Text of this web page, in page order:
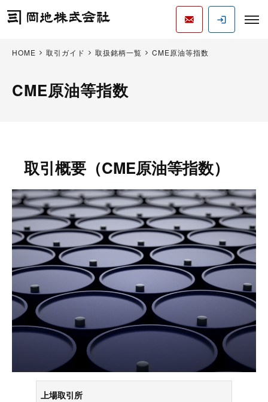
HOME 取引ガイド 取扱銘柄一覧 CME原油等指数
CME原油等指数
取引概要（CME原油等指数）
上場取引所